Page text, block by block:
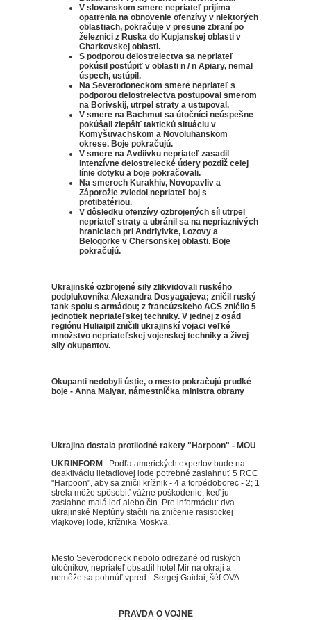
V slovanskom smere nepriateľ prijíma
opatrenia na obnovenie ofenzívy v niektorých
oblastiach, pokračuje v presune zbraní po
železnici z Ruska do Kupjanskej oblasti v
Charkovskej oblasti.
S podporou delostrelectva sa nepriateľ
pokúsil postúpiť v oblasti n / n Apiary, nemal
úspech, ustúpil.
Na Severodoneckom smere nepriateľ s
podporou delostrelectva postupoval smerom
na Borivskij, utrpel straty a ustupoval.
V smere na Bachmut sa útočníci neúspešne
pokúšali zlepšiť taktickú situáciu v
Komyšuvachskom a Novoluhanskom
okrese. Boje pokračujú.
V smere na Avdiivku nepriateľ zasadil
intenzívne delostrelecké údery pozdĺž celej
línie dotyku a boje pokračovali.
Na smeroch Kurakhiv, Novopavliv a
Záporožie zviedol nepriateľ boj s
protibatériou.
V dôsledku ofenzívy ozbrojených síl utrpel
nepriateľ straty a ubránil sa na nepriaznivých
hraniciach pri Andriyivke, Lozovy a
Belogorke v Chersonskej oblasti. Boje
pokračujú.
Ukrajinské ozbrojené sily zlikvidovali ruského
podplukovníka Alexandra Dosyagajeva; zničil ruský
tank spolu s armádou; z francúzskeho ACS zničilo 5
jednotiek nepriateľskej techniky. V jednej z osád
regiónu Huliaipil zničili ukrajinskí vojaci veľké
množstvo nepriateľskej vojenskej techniky a živej
sily okupantov.
Okupanti nedobyli ústie, o mesto pokračujú prudké
boje - Anna Malyar, námestníčka ministra obrany
Ukrajina dostala protilodné rakety "Harpoon" - MOU
UKRINFORM : Podľa amerických expertov bude na
deaktiváciu lietadlovej lode potrebné zasiahnuť 5 RCC
"Harpoon", aby sa zničil krížnik - 4 a torpédoborec - 2; 1
strela môže spôsobiť vážne poškodenie, keď ju
zasiahne malá loď alebo čln. Pre informáciu: dva
ukrajinské Neptúny stačili na zničenie rasistickej
vlajkovej lode, krížnika Moskva.
Mesto Severodoneck nebolo odrezané od ruských
útočníkov, nepriateľ obsadil hotel Mir na okraji a
nemôže sa pohnúť vpred - Sergej Gaidai, šéf OVA
PRAVDA O VOJNE